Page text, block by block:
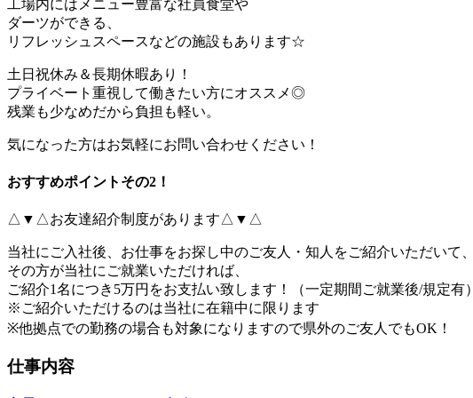
工場内にはメニュー豊富な社員食堂や
ダーツができる、
リフレッシュスペースなどの施設もあります☆
土日祝休み＆長期休暇あり！
プライベート重視して働きたい方にオススメ◎
残業も少なめだから負担も軽い。
気になった方はお気軽にお問い合わせください！
おすすめポイントその2！
△▼△お友達紹介制度があります△▼△
当社にご入社後、お仕事をお探し中のご友人・知人をご紹介いただいて、
その方が当社にご就業いただければ、
ご紹介1名につき5万円をお支払い致します！（一定期間ご就業後/規定有）
※ご紹介いただけるのは当社に在籍中に限ります
※他拠点での勤務の場合も対象になりますので県外のご友人でもOK！
仕事内容